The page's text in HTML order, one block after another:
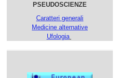
PSEUDOSCIENZE
Caratteri generali
Medicine alternative
Ufologia